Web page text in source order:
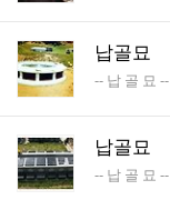
납골묘
게시판명
-- 납 골 묘 --
납골묘
게시판명
-- 납 골 묘 --